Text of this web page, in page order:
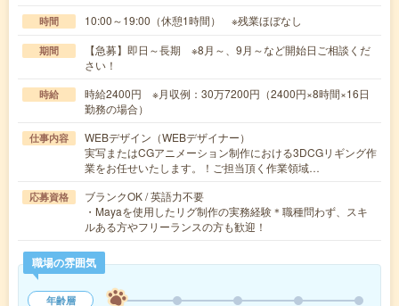
時間 10:00～19:00（休憩1時間） ※残業ほぼなし
期間
【急募】即日～長期 ※8月～、9月～など開始日ご相談くだ
さい！
時給
時給2400円 ※月収例：30万7200円（2400円×8時間×16日
勤務の場合）
仕事内容
WEBデザイン（WEBデザイナー）
実写またはCGアニメーション制作における3DCGリギング作
業をお任せいたします。！ご担当頂く作業領域…
応募資格
ブランクOK / 英語力不要
・Mayaを使用したリグ制作の実務経験＊職種問わず、スキ
ルある方やフリーランスの方も歓迎！
職場の雰囲気
年齢層